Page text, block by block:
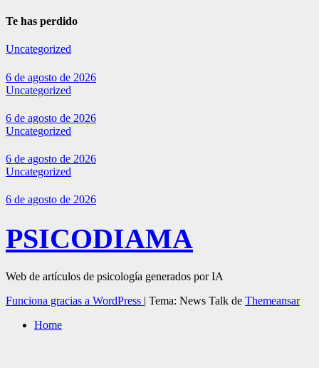
Te has perdido
Uncategorized
6 de agosto de 2026
Uncategorized
6 de agosto de 2026
Uncategorized
6 de agosto de 2026
Uncategorized
6 de agosto de 2026
PSICODIAMA
Web de artículos de psicología generados por IA
Funciona gracias a WordPress | Tema: News Talk de Themeansar
Home